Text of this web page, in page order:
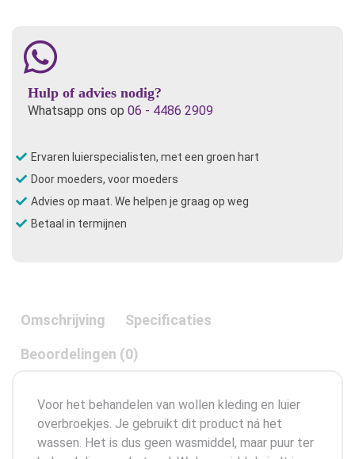
Hulp of advies nodig?
Whatsapp ons op 06 - 4486 2909
Ervaren luierspecialisten, met een groen hart
Door moeders, voor moeders
Advies op maat. We helpen je graag op weg
Betaal in termijnen
Omschrijving Specificaties
Beoordelingen (0)
Voor het behandelen van wollen kleding en luier
overbroekjes. Je gebruikt dit product ná het
wassen. Het is dus geen wasmiddel, maar puur ter